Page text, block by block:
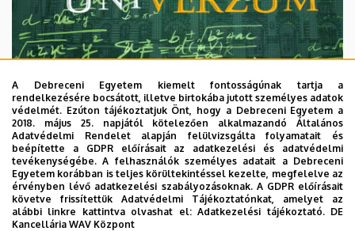
2026. augusztus 7.
Univerzum: A Debreceni Egyetem
titkos receptjei
KUTATÁS TUDOMÁNY
A Debreceni Egyetem kiemelt fontosságúnak tartja a
rendelkezésére bocsátott, illetve birtokába jutott személyes adatok
védelmét. Ezúton tájékoztatjuk Önt, hogy a Debreceni Egyetem a
2018. május 25. napjától kötelezően alkalmazandó Általános
Adatvédelmi Rendelet alapján felülvizsgálta folyamatait és
beépítette a GDPR előírásait az adatkezelési és adatvédelmi
tevékenységébe. A felhasználók személyes adatait a Debreceni
Egyetem korábban is teljes körültekintéssel kezelte, megfelelve az
érvényben lévő adatkezelési szabályozásoknak. A GDPR előírásait
követve frissítettük Adatvédelmi Tájékoztatónkat, amelyet az
alábbi linkre kattintva olvashat el:Adatkezelési tájékoztató. DE
Kancellária WAV Központ